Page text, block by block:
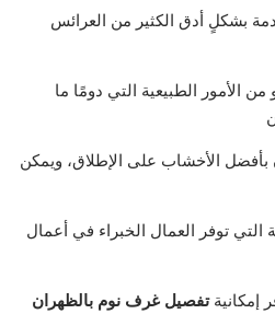
بشكلٍ أدق الكثير من العرائس
الأمور الطبيعية التي دومًا ما
الأخشاب على الإطلاق، ويمكن
توفر العمال الخبراء في أعمال
إمكانيةتفصيل غرف نوم بالظهران